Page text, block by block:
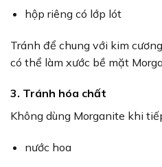
hộp riêng có lớp lót
Tránh để chung với kim
có thể làm xước bề mặt
3. Tránh hóa chất
Không dùng Morganite khi
nước hoa